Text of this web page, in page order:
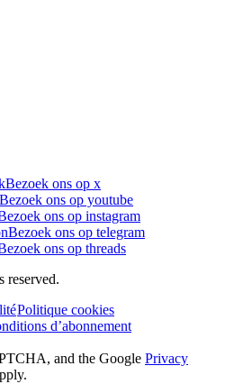
Bezoek ons op x
Bezoek ons op youtube
ons op instagram
Bezoek ons op telegram
ons op threads
reserved.
Politique cookies
d’abonnement
and the Google Privacy